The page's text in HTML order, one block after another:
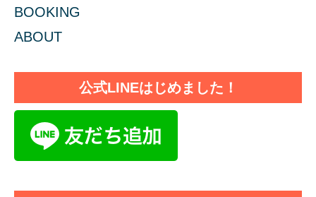
BOOKING
ABOUT
公式LINEはじめました！